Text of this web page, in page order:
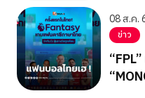
08 ส.ค.
ข่าว